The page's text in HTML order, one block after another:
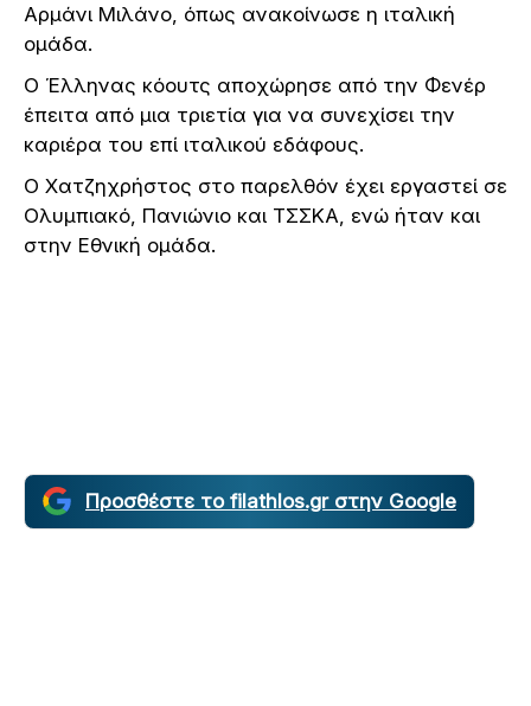
Αρμάνι Μιλάνο, όπως ανακοίνωσε η ιταλική
ομάδα.
Ο Έλληνας κόουτς αποχώρησε από την Φενέρ
έπειτα από μια τριετία για να συνεχίσει την
καριέρα του επί ιταλικού εδάφους.
Ο Χατζηχρήστος στο παρελθόν έχει εργαστεί σε
Ολυμπιακό, Πανιώνιο και ΤΣΣΚΑ, ενώ ήταν και
στην Εθνική ομάδα.
Προσθέστε το filathlos.gr στην Google